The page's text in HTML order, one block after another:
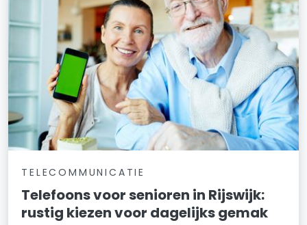
TELECOMMUNICATIE
Telefoons voor senioren in Rijswijk:
rustig kiezen voor dagelijks gemak